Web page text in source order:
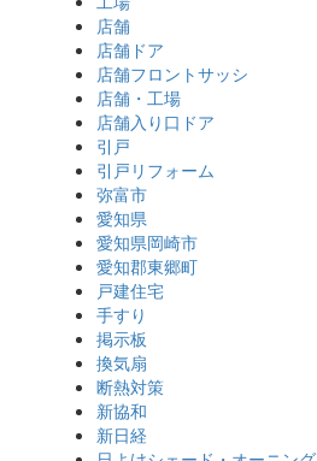
店舗
店舗ドア
店舗フロントサッシ
店舗・工場
店舗入り口ドア
引戸
引戸リフォーム
弥富市
愛知県
愛知県岡崎市
愛知郡東郷町
戸建住宅
手すり
掲示板
換気扇
断熱対策
新協和
新日経